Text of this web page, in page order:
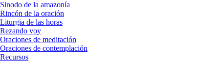
Sinodo de la amazonía
Rincón de la oración
Liturgia de las horas
Rezando voy
Oraciones de meditación
Oraciones de contemplación
Recursos